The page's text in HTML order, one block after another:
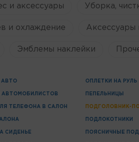
и аксессуары Уборка,
и охлаждение Аксессуары
Эмблемы наклейки
АВТО
АВТОМОБИЛИСТОВ
ТЕЛЕФОНА В САЛОН
СИДЕНЬЕ
ОПЛЕТКИ НА РУЛЬ
ПЕПЕЛЬНИЦЫ
ПОДГОЛОВНИК-
ПОДЛОКОТНИКИ
ПОЯСНИЧНЫЕ